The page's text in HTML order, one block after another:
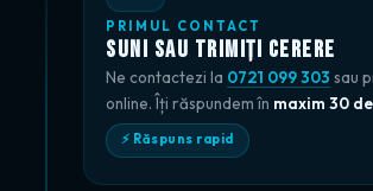
PRIMUL CONTACT
Suni sau Trimiți Cerere
Ne contactezi la 0721 099 303 sau
online. Îți răspundem în maxim 30
⚡ Răspuns rapid